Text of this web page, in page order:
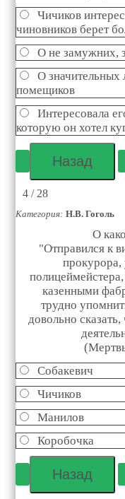
Чичиков
чиновников берет
О не замужних,
О значительных
помещиков
Интересовала
которую он хотел
4 / 28
Категория: Н.В. Гоголь
О
"Отправился к
прокурора,
казенными
трудно
довольно
Собакевич
Чичиков
Манилов
Коробочка